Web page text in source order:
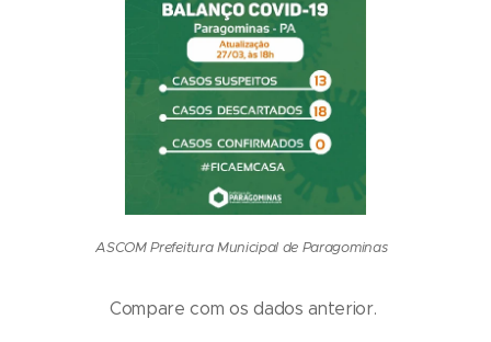
ASCOM Prefeitura Municipal de Paragominas
Compare com os dados anterior.